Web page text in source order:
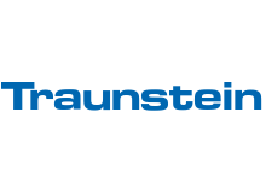
Traunstein